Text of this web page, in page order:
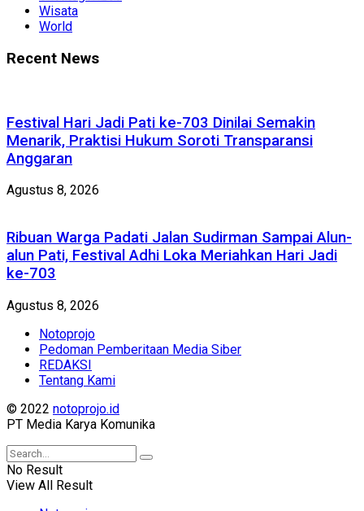
Wisata
World
Recent News
Festival Hari Jadi Pati ke-703 Dinilai Semakin
Menarik, Praktisi Hukum Soroti Transparansi
Anggaran
Agustus 8, 2026
Ribuan Warga Padati Jalan Sudirman Sampai Alun-
alun Pati, Festival Adhi Loka Meriahkan Hari Jadi
ke-703
Agustus 8, 2026
Notoprojo
Pedoman Pemberitaan Media Siber
REDAKSI
Tentang Kami
© 2022 notoprojo.id
PT Media Karya Komunika
No Result
View All Result